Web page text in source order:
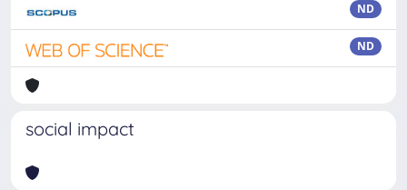
ND
ND
social impact